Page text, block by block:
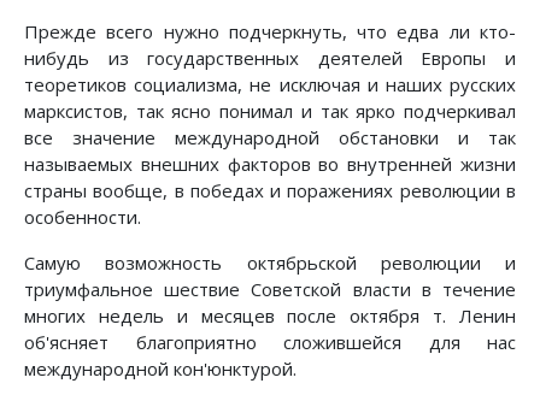
Прежде всего нужно подчеркнуть, что едва ли кто-
нибудь из государственных деятелей Европы и
теоретиков социализма, не исключая и наших русских
марксистов, так ясно понимал и так ярко подчеркивал
все значение международной обстановки и так
называемых внешних факторов во внутренней жизни
страны вообще, в победах и поражениях революции в
особенности.
Самую возможность октябрьской революции и
триумфальное шествие Советской власти в течение
многих недель и месяцев после октября т. Ленин
об'ясняет благоприятно сложившейся для нас
международной кон'юнктурой.